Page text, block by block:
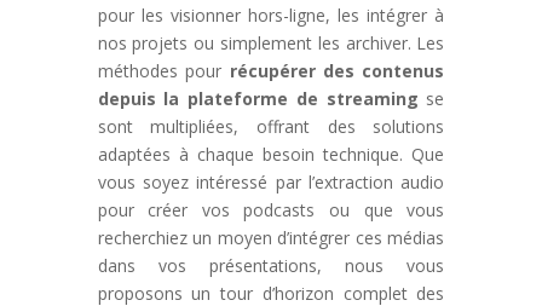
pour les visionner hors-ligne, les intégrer à
nos projets ou simplement les archiver. Les
méthodes pour récupérer des contenus
depuis la plateforme de streaming se
sont multipliées, offrant des solutions
adaptées à chaque besoin technique. Que
vous soyez intéressé par l’extraction audio
pour créer vos podcasts ou que vous
recherchiez un moyen d’intégrer ces médias
dans vos présentations, nous vous
proposons un tour d’horizon complet des